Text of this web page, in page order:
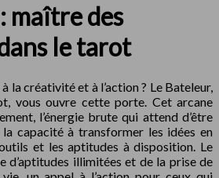
maître des
le tarot
la créativité et à l’action ? Le Bateleur,
vous ouvre cette porte. Cet arcane
l’énergie brute qui attend d’être
capacité à transformer les idées en
et les aptitudes à disposition. Le
d’aptitudes illimitées et de la prise de